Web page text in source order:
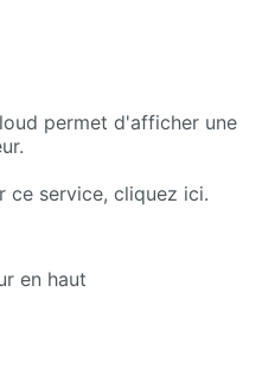
permet d'afficher une
ce service, cliquez ici.
en haut